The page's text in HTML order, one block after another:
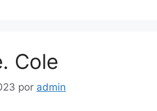
Cole
por admin